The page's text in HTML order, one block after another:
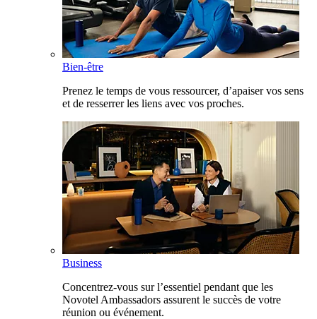
Bien-être
Prenez le temps de vous ressourcer, d’apaiser vos sens
et de resserrer les liens avec vos proches.
Business
Concentrez-vous sur l’essentiel pendant que les
Novotel Ambassadors assurent le succès de votre
réunion ou événement.